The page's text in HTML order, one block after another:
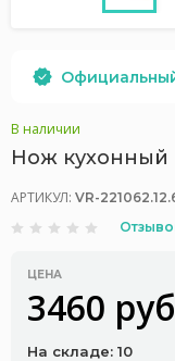
В наличии
Нож кухонный
АРТИКУЛ: VR-
ЦЕНА
3460
На складе: 10